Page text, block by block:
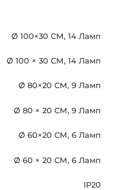
Ø 100×30 СМ, 14 Ламп
Ø 100 × 30 СМ, 14 Ламп
Ø 80×20 СМ, 9 Ламп
Ø 80 × 20 СМ, 9 Ламп
Ø 60×20 СМ, 6 Ламп
Ø 60 × 20 СМ, 6 Ламп
IP20